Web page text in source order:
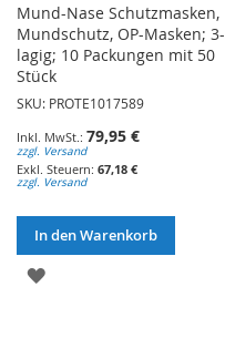
Mund-Nase Schutzmasken,
Mundschutz, OP-Masken; 3-
lagig; 10 Packungen mit 50
Stück
SKU: PROTE1017589
79,95 €
zzgl. Versand
67,18 €
zzgl. Versand
In den Warenkorb
ZUR